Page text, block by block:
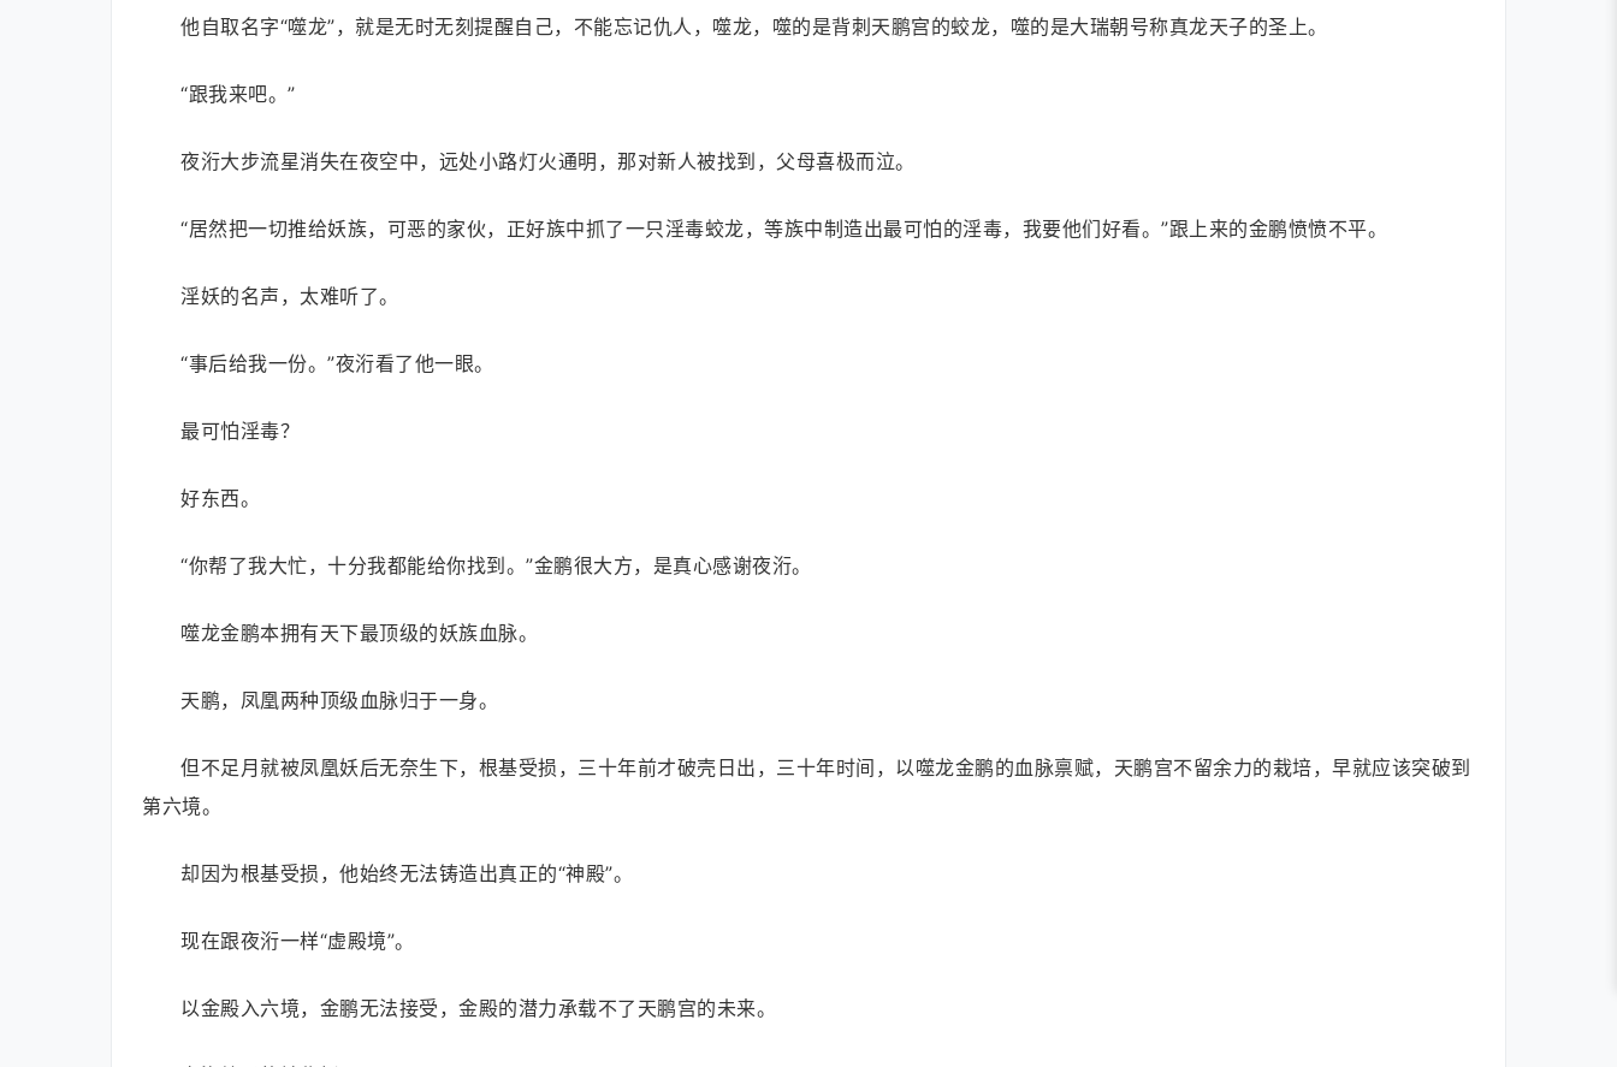
他自取名字“噬龙”，就是无时无刻提醒自己，不能忘记仇人，噬龙，噬的是背刺天鹏宫的蛟龙，噬的是大瑞朝号称真龙天子的圣上。
“跟我来吧。”
夜洐大步流星消失在夜空中，远处小路灯火通明，那对新人被找到，父母喜极而泣。
“居然把一切推给妖族，可恶的家伙，正好族中抓了一只淫毒蛟龙，等族中制造出最可怕的淫毒，我要他们好看。”跟上来的金鹏愤愤不平。
淫妖的名声，太难听了。
“事后给我一份。”夜洐看了他一眼。
最可怕淫毒？
好东西。
“你帮了我大忙，十分我都能给你找到。”金鹏很大方，是真心感谢夜洐。
噬龙金鹏本拥有天下最顶级的妖族血脉。
天鹏，凤凰两种顶级血脉归于一身。
但不足月就被凤凰妖后无奈生下，根基受损，三十年前才破壳日出，三十年时间，以噬龙金鹏的血脉禀赋，天鹏宫不留余力的栽培，早就应该突破到
第六境。
却因为根基受损，他始终无法铸造出真正的“神殿”。
现在跟夜洐一样“虚殿境”。
以金殿入六境，金鹏无法接受，金殿的潜力承载不了天鹏宫的未来。